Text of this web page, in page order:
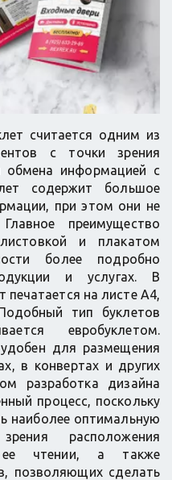
считается одним из
с точки зрения
обмена информацией с
содержит большое
при этом они не
преимущество
и плакатом
более подробно
и услугах. В
печатается на листе А4,
тип буклетов
евробуклетом.
для размещения
в конвертах и других
разработка дизайна
процесс, поскольку
наиболее оптимальную
расположения
ее чтении, а также
позволяющих сделать